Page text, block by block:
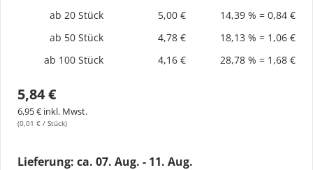
ab 20 Stück
5,00 €
14,39 % = 0,84 €
ab 50 Stück
4,78 €
18,13 % = 1,06 €
ab 100 Stück
4,16 € 28,78 % = 1,68 €
5,84 €
6,95 € inkl. Mwst.
(0,01 € / Stück)
Lieferung: ca. 07. Aug. - 11. Aug.